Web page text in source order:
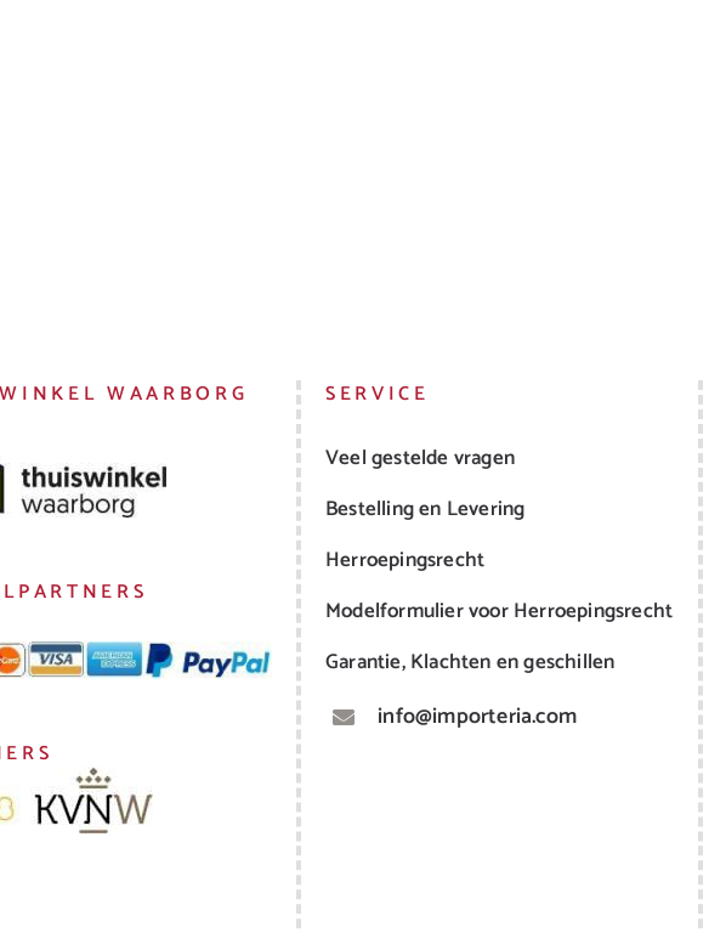
WAARBORG SERVICE
Veel gestelde vragen
Bestelling en Levering
Herroepingsrecht
Modelformulier voor Herroepingsrecht
Garantie, Klachten en geschillen
info@importeria.com